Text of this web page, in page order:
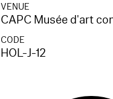
VENUE
CAPC Musée d'art
CODE
HOL-J-12